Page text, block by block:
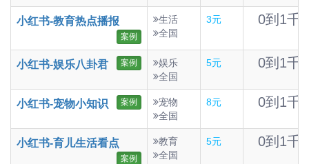
小红书-教育热点播报
案例
生活
全国
3元 0到1千
小红书-娱乐八卦君 案例
娱乐
全国
5元 0到1千
小红书-宠物小知识 案例
宠物
全国
8元 0到1千
小红书-育儿生活看点
案例
教育
全国
5元 0到1千